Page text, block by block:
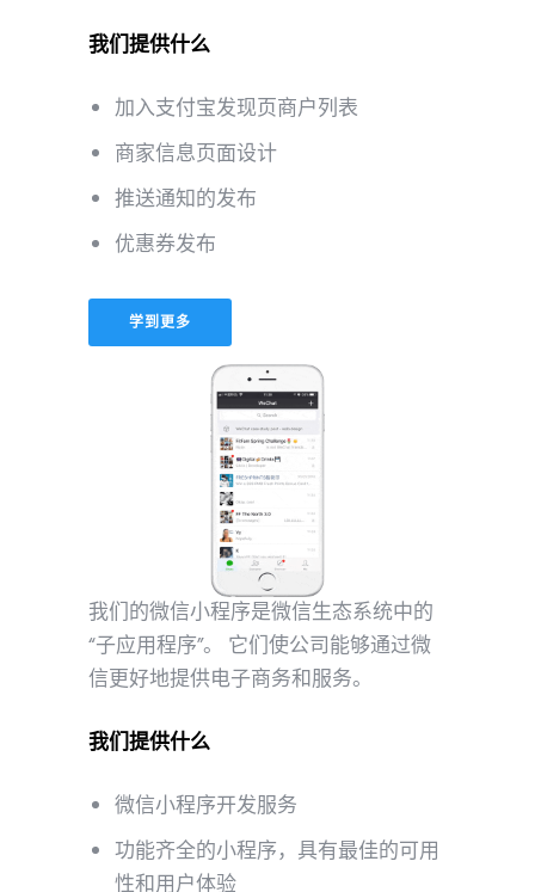
我们提供什么
加入支付宝发现页商户列表
商家信息页面设计
推送通知的发布
优惠券发布
学到更多
我们的微信小程序是微信生态系统中的
“子应用程序”。 它们使公司能够通过微
信更好地提供电子商务和服务。
我们提供什么
微信小程序开发服务
功能齐全的小程序，具有最佳的可用